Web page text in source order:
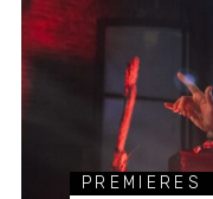
PREMIERES